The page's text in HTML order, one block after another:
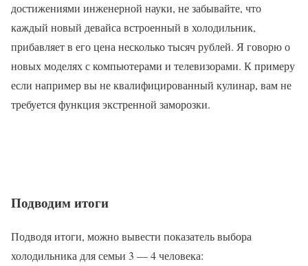
достижениями инженерной науки, не забывайте, что
каждый новый девайса встроенный в холодильник,
прибавляет в его цена несколько тысяч рублей. Я говорю о
новых моделях с компьютерами и телевизорами. К примеру
если например вы не квалифицированный кулинар, вам не
требуется функция экстренной заморозки.
Подводим итоги
Подводя итоги, можно вывести показатель выбора
холодильника для семьи 3 — 4 человека: